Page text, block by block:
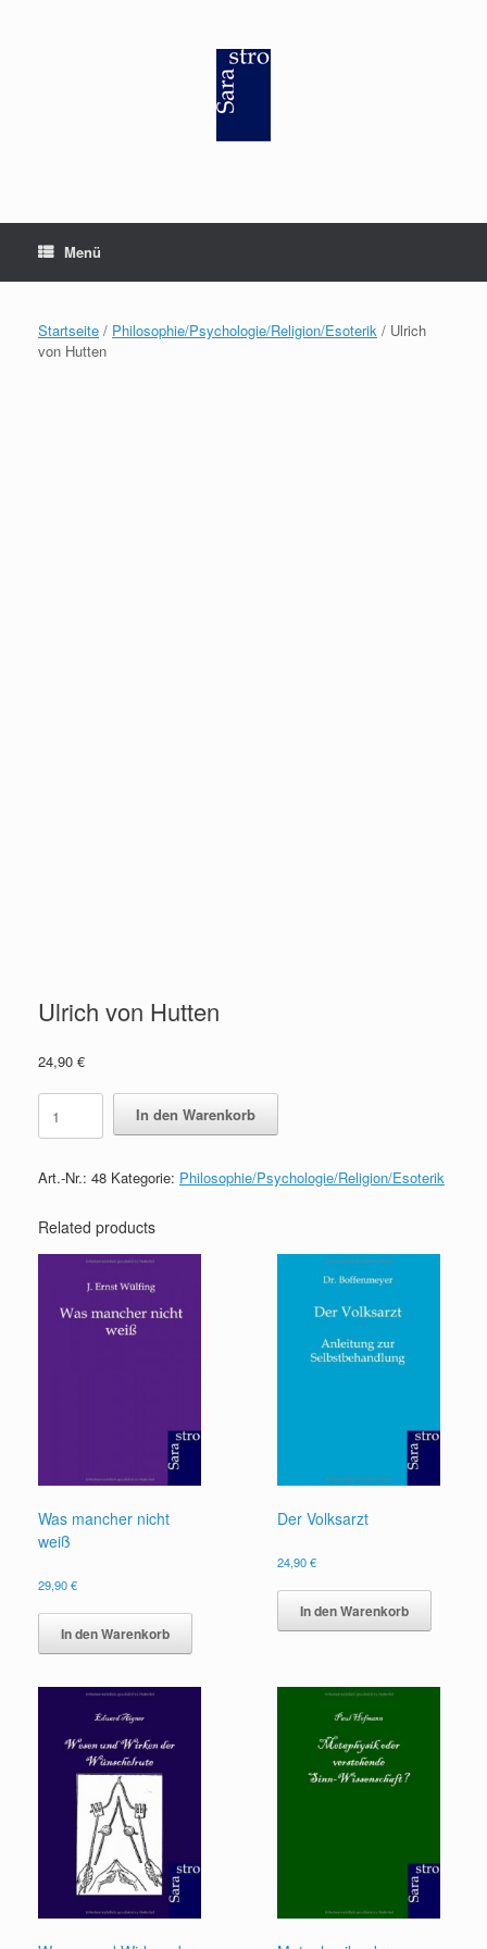
Menü
Startseite / Philosophie/Psychologie/Religion/Esoterik / Ulrich
von Hutten
Ulrich von Hutten
24,90 €
Ulrich
von
Hutten
In den Warenkorb
Art.-Nr.: 48 Kategorie: Philosophie/Psychologie/Religion/Esoterik
Related products
Was mancher nicht
weiß
29,90€
In den Warenkorb
Der Volksarzt
24,90€
In den Warenkorb